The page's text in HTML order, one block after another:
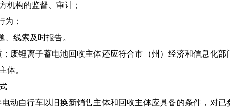
机构的监督、审计；
为；
线索及时报告。
废锂离子蓄电池回收主体还应符合市（州）经济和信息化部
体。
动自行车以旧换新销售主体和回收主体应具备的条件，对已